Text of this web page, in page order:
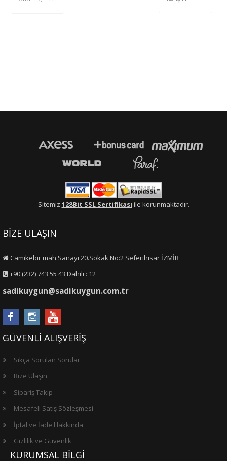
Sitemiz 128Bit SSL Sertifikası ile korunmaktadır.
BİZE ULAŞIN
Camikebir mah.Sanayi 20.Sokak No:2 Seferihisar İZMİR
+90 (232) 743 55 43 Dahili : 12
sadikuygun@sadikuygun.com.tr
GÜVENLİ ALIŞVERİŞ
Sıkça Sorulan Sorular
Bize Ulaşın
Sipariş Takip
Mesafeli Satış Sözleşmesi
İptal ve İade Hakkında
Gizlilik ve Güvenlik
KURUMSAL BİLGİ